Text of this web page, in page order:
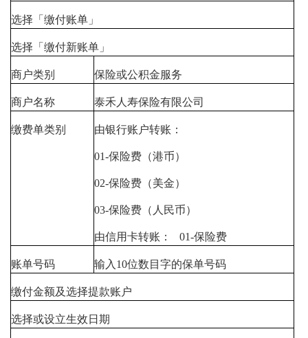
选择「缴付账单」
选择「缴付新账单」
商户类别 保险或公积金服务
商户名称 泰禾人寿保险有限公司
缴费单类别 由银行账户转账：
01-保险费（港币）
02-保险费（美金）
03-保险费（人民币）
由信用卡转账： 01-保险费
账单号码 输入10位数目字的保单号码
缴付金额及选择提款账户
选择或设立生效日期